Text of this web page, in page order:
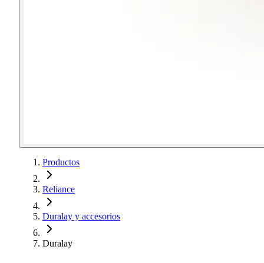
Productos
Reliance
Duralay y accesorios
Duralay